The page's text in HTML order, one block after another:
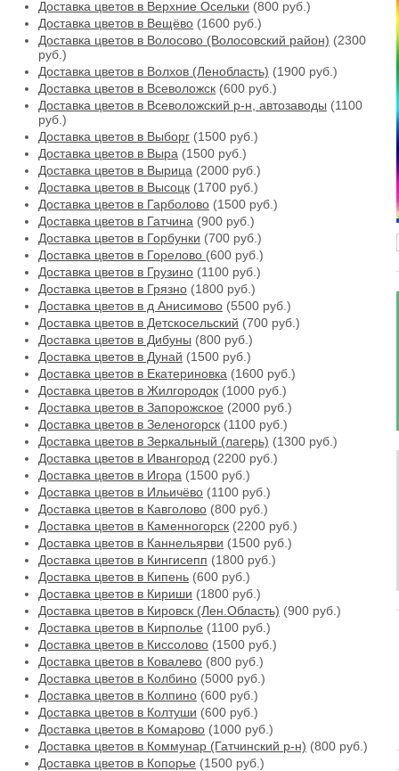
Доставка цветов в Верхние Осельки (800 руб.)
Доставка цветов в Вещёво (1600 руб.)
Доставка цветов в Волосово (Волосовский район) (2300
руб.)
Доставка цветов в Волхов (Ленобласть) (1900 руб.)
Доставка цветов в Всеволожск (600 руб.)
Доставка цветов в Всеволожский р-н, автозаводы (1100
руб.)
Доставка цветов в Выборг (1500 руб.)
Доставка цветов в Выра (1500 руб.)
Доставка цветов в Вырица (2000 руб.)
Доставка цветов в Высоцк (1700 руб.)
Доставка цветов в Гарболово (1500 руб.)
Доставка цветов в Гатчина (900 руб.)
Доставка цветов в Горбунки (700 руб.)
Доставка цветов в Горелово (600 руб.)
Доставка цветов в Грузино (1100 руб.)
Доставка цветов в Грязно (1800 руб.)
Доставка цветов в д Анисимово (5500 руб.)
Доставка цветов в Детскосельский (700 руб.)
Доставка цветов в Дибуны (800 руб.)
Доставка цветов в Дунай (1500 руб.)
Доставка цветов в Екатериновка (1600 руб.)
Доставка цветов в Жилгородок (1000 руб.)
Доставка цветов в Запорожское (2000 руб.)
Доставка цветов в Зеленогорск (1100 руб.)
Доставка цветов в Зеркальный (лагерь) (1300 руб.)
Доставка цветов в Ивангород (2200 руб.)
Доставка цветов в Игора (1500 руб.)
Доставка цветов в Ильичёво (1100 руб.)
Доставка цветов в Кавголово (800 руб.)
Доставка цветов в Каменногорск (2200 руб.)
Доставка цветов в Каннельярви (1500 руб.)
Доставка цветов в Кингисепп (1800 руб.)
Доставка цветов в Кипень (600 руб.)
Доставка цветов в Кириши (1800 руб.)
Доставка цветов в Кировск (Лен.Область) (900 руб.)
Доставка цветов в Кирполье (1100 руб.)
Доставка цветов в Киссолово (1500 руб.)
Доставка цветов в Ковалево (800 руб.)
Доставка цветов в Колбино (5000 руб.)
Доставка цветов в Колпино (600 руб.)
Доставка цветов в Колтуши (600 руб.)
Доставка цветов в Комарово (1000 руб.)
Доставка цветов в Коммунар (Гатчинский р-н) (800 руб.)
Доставка цветов в Копорье (1500 руб.)